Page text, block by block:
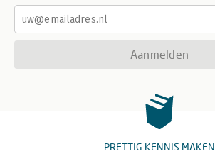
Aanmelden
PRETTIG KENNIS MAKEN